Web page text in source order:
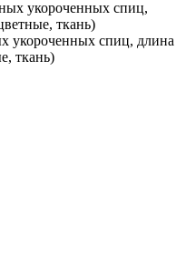
укороченных спиц, длина
ткань)